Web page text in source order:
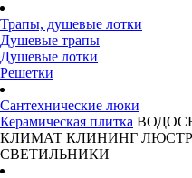
Трапы, душевые лотки
Душевые трапы
Душевые лотки
Решетки
Сантехнические люки
Керамическая плитка
КЛИМАТ КЛИНИНГ
СВЕТИЛЬНИКИ